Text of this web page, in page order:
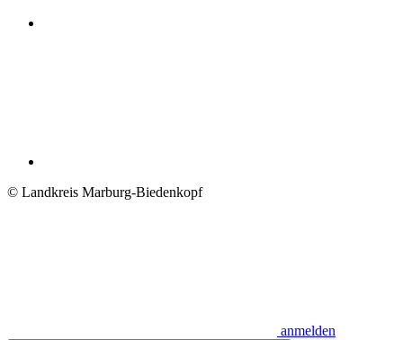
© Landkreis Marburg-Biedenkopf
anmelden